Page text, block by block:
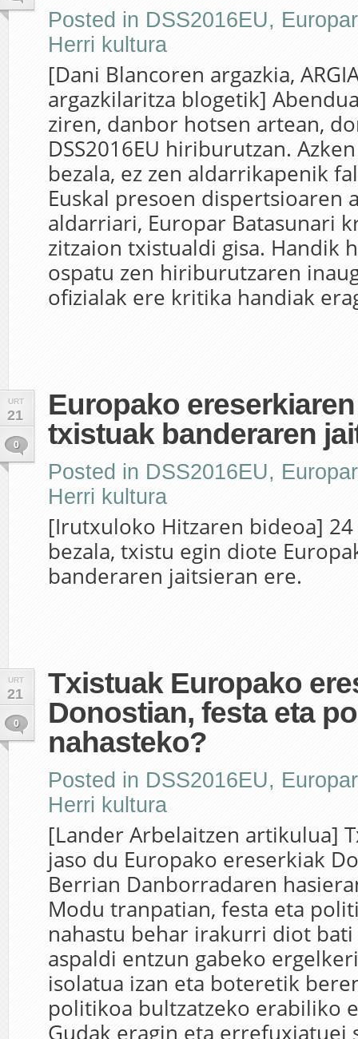
Posted in DSS2016EU,
Herri kultura
[Dani Blancoren argazkia,
argazkilaritza blogetik]
ziren, danbor hotsen artean,
DSS2016EU hiriburutzan.
bezala, ez zen aldarrikapenik
Euskal presoen dispertsioaren
aldarriari, Europar Batasunari
zitzaion txistualdi gisa. Handik
ospatu zen hiriburutzaren
ofizialak ere kritika handiak
URT
21
0
Europako
txistuak banderaren
Posted in DSS2016EU,
Herri kultura
[Irutxuloko Hitzaren bideoa]
bezala, txistu egin diote
banderaren jaitsieran ere.
URT
21
0
Txistuak Europako
Donostian, festa eta
nahasteko?
Posted in DSS2016EU,
Herri kultura
[Lander Arbelaitzen artikulua]
jaso du Europako ereserkiak
Berrian Danborradaren
Modu tranpatian, festa eta
nahastu behar irakurri diot
aspaldi entzun gabeko
isolatua izan eta boteretik
politikoa bultzatzeko erabiliko
Gudak eragin eta errefuxiatuei